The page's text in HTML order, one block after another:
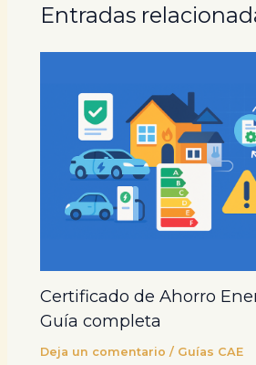
Entradas
Certificado de Ahorro
Guía completa
Deja un comentario / Guías CAE